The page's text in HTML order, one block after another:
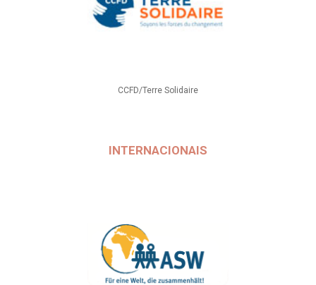
CCFD/Terre Solidaire
INTERNACIONAIS